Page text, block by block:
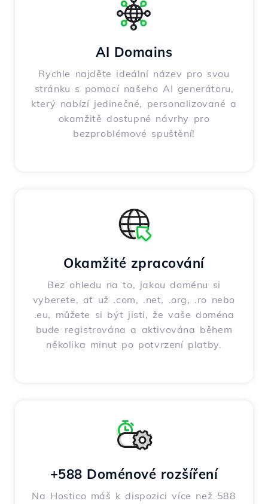
AI Domains
Rychle najděte ideální název pro svou
stránku s pomocí našeho AI generátoru,
který nabízí jedinečné, personalizované a
okamžitě dostupné návrhy pro
bezproblémové spuštění!
Okamžité zpracování
Bez ohledu na to, jakou doménu si
vyberete, ať už .com, .net, .org, .ro nebo
.eu, můžete si být jisti, že vaše doména
bude registrována a aktivována během
několika minut po potvrzení platby.
+588 Doménové rozšíření
Na Hostico máš k dispozici více než 588